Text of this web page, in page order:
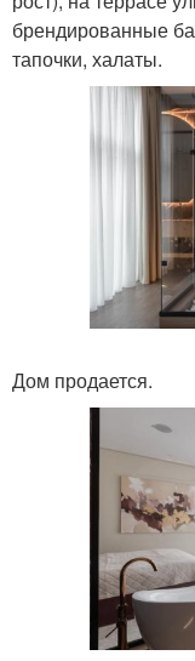
брендированные
тапочки, халаты.
Дом продается.